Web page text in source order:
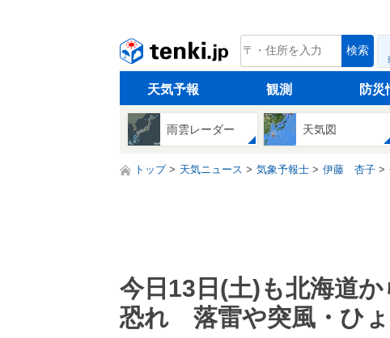
tenki.jp 検索
天気予報 観測 防災
雨雲レーダー 天気図
トップ 天気ニュース 気象予報士 伊藤 杏子
今日13日(土)も北海道
恐れ 落雷や突風・ひ